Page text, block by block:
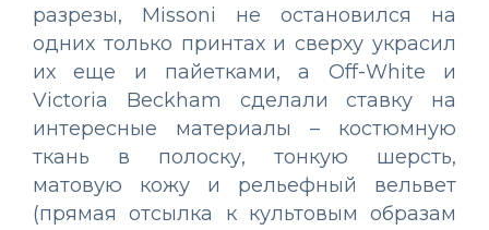
разрезы, Missoni не остановился на
одних только принтах и сверху украсил
их еще и пайетками, а Off-White и
Victoria Beckham сделали ставку на
интересные материалы – костюмную
ткань в полоску, тонкую шерсть,
матовую кожу и рельефный вельвет
(прямая отсылка к культовым образам